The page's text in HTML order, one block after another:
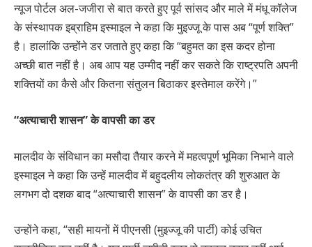
न्यूज पोर्टल अल-जजीरा से बात करते हुए पूर्व सांसद और माले में मंधू कॉलेज
के संस्थापक इब्राहिम इस्माइल ने कहा कि मुइज्जू के पास अब “पूर्ण शक्ति”
है। हालांकि उन्होंने डर जताते हुए कहा कि “बहुमत का इस कदर होना
अच्छी बात नहीं है। अब आप यह उम्मीद नहीं कर सकते कि राष्ट्रपति अपनी
शक्तियों का कैसे और कितना संतुलन बिठाकर इस्तेमाल करेंगे।”
“अत्याचारी शासन” के वापसी का डर
मालदीव के संविधान का मसौदा तैयार करने में महत्वपूर्ण भूमिका निभाने वाले
इस्माइल ने कहा कि उन्हें मालदीव में बहुदलीय लोकतंत्र की शुरुआत के
लगभग दो दशक बाद “अत्याचारी शासन” के वापसी का डर है।
उन्होंने कहा, “सही मायनों में पीएनसी (मुइज्जू की पार्टी) कोई उचित